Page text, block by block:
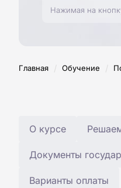
Нажимая на
Главная / Обучение /
О курсе
Документы
Варианты оплаты